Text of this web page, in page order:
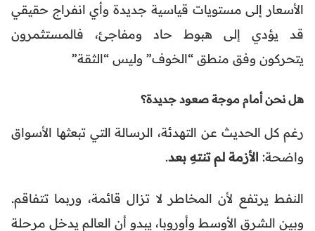
الأسعار إلى مستويات قياسية جديدة وأي انفراج حقيقي
قد يؤدي إلى هبوط حاد ومفاجئ، فالمستثمرون
يتحركون وفق منطق “الخوف” وليس “الثقة”
هل نحن أمام موجة صعود جديدة؟
رغم كل الحديث عن التهدئة، الرسالة التي تبعثها الأسواق
واضحة: الأزمة لم تنتهِ بعد.
النفط يرتفع لأن المخاطر لا تزال قائمة، وربما تتفاقم.
وبين الشرق الأوسط وأوروبا، يبدو أن العالم يدخل مرحلة